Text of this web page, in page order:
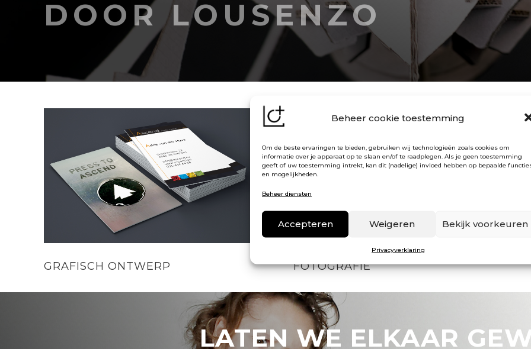
Beheer cookie toestemming
Om de beste ervaringen te bieden, gebruiken wij technologieën zoals cookies om
informatie over je apparaat op te slaan en/of te raadplegen. Als je geen toestemming
geeft of uw toestemming intrekt, kan dit (nadelige) invloed hebben op bepaalde
en mogelijkheden.
Beheer diensten
Accepteren Weigeren Bekijk voorkeuren
Privacyverklaring
DOOR LOUSENZO
GRAFISCH ONTWERP FOTOGRAFIE
LATEN WE ELKAAR